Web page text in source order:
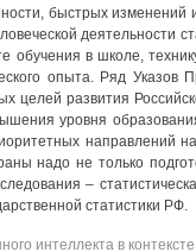
быстрых
деятельности
обучения в школе,
опыта. Ряд Указов
целей развития
уровня
направлений
надо не только
‒
статистики РФ.
интеллекта в